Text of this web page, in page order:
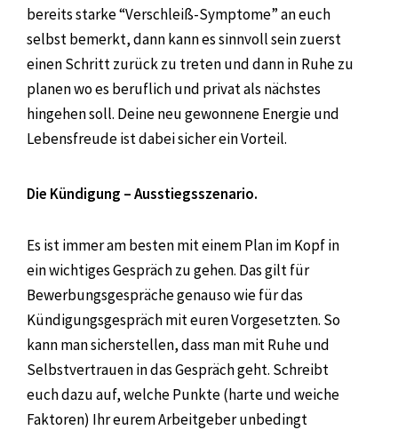
bereits starke “Verschleiß-Symptome” an euch
selbst bemerkt, dann kann es sinnvoll sein zuerst
einen Schritt zurück zu treten und dann in Ruhe zu
planen wo es beruflich und privat als nächstes
hingehen soll. Deine neu gewonnene Energie und
Lebensfreude ist dabei sicher ein Vorteil.
Die Kündigung – Ausstiegsszenario.
Es ist immer am besten mit einem Plan im Kopf in
ein wichtiges Gespräch zu gehen. Das gilt für
Bewerbungsgespräche genauso wie für das
Kündigungsgespräch mit euren Vorgesetzten. So
kann man sicherstellen, dass man mit Ruhe und
Selbstvertrauen in das Gespräch geht. Schreibt
euch dazu auf, welche Punkte (harte und weiche
Faktoren) Ihr eurem Arbeitgeber unbedingt